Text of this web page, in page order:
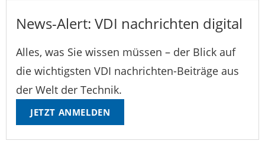
News-Alert: VDI nachrichten digital
Alles, was Sie wissen müssen – der Blick auf
die wichtigsten VDI nachrichten-Beiträge aus
der Welt der Technik.
JETZT ANMELDEN